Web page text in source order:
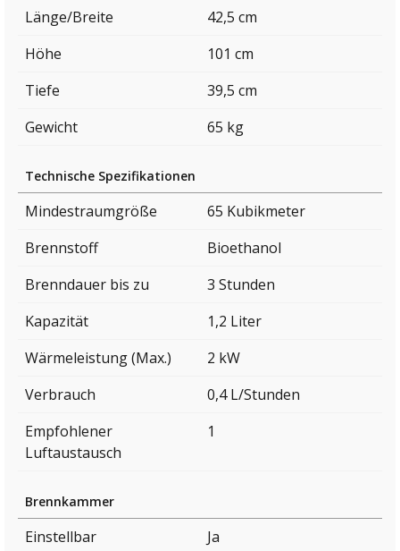
Länge/Breite
42,5 cm
Höhe
101 cm
Tiefe
39,5 cm
Gewicht
65 kg
Technische Spezifikationen
Mindestraumgröße
65 Kubikmeter
Brennstoff
Bioethanol
Brenndauer bis zu
3 Stunden
Kapazität
1,2 Liter
Wärmeleistung (Max.)
2 kW
Verbrauch
0,4 L/Stunden
Empfohlener
Luftaustausch
1
Brennkammer
Einstellbar
Ja